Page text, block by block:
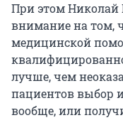
При этом Николай
внимание на том,
медицинской
лучше, чем
пациентов выбор
вообще, или